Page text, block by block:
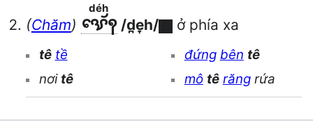
(Chăm) ꨕꨯꨮꩍ
déh
/d̪e̞h/ ở phía xa
tê tề
nơi tê
đứng bên tê
mô tê răngrứa